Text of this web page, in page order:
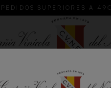
SUPERIORES A
PERSONALIZA TU CUNE